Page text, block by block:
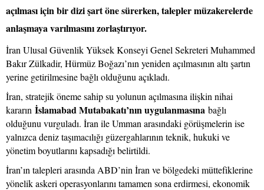
açılması için bir dizi şart öne sürerken, talepler müzakerelerde
anlaşmaya varılmasını zorlaştırıyor.
İran Ulusal Güvenlik Yüksek Konseyi Genel Sekreteri Muhammed
Bakır Zülkadir, Hürmüz Boğazı’nın yeniden açılmasının altı şartın
yerine getirilmesine bağlı olduğunu açıkladı.
İran, stratejik öneme sahip su yolunun açılmasına ilişkin nihai
kararın İslamabad Mutabakatı’nın uygulanmasına bağlı
olduğunu vurguladı. İran ile Umman arasındaki görüşmelerin ise
yalnızca deniz taşımacılığı güzergahlarının teknik, hukuki ve
yönetim boyutlarını kapsadığı belirtildi.
İran’ın talepleri arasında ABD’nin İran ve bölgedeki müttefiklerine
yönelik askeri operasyonlarını tamamen sona erdirmesi, ekonomik